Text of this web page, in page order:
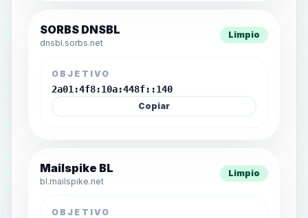
SORBS DNSBL
dnsbl.sorbs.net
Limpio
OBJETIVO
2a01:4f8:10a:448f::140
Copiar
Mailspike BL
bl.mailspike.net
Limpio
OBJETIVO